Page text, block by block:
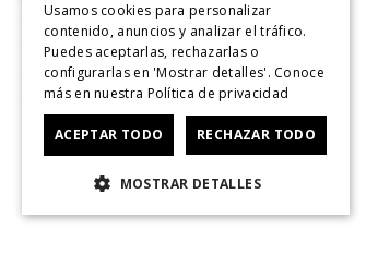
Giftcard
Solicitar Factura
CyberDay
Usamos cookies para personalizar
contenido, anuncios y analizar el tráfico.
Puedes aceptarlas, rechazarlas o
configurarlas en 'Mostrar detalles'. Conoce
más en nuestra Política de privacidad
ACEPTAR TODO RECHAZAR TODO
MOSTRAR DETALLES